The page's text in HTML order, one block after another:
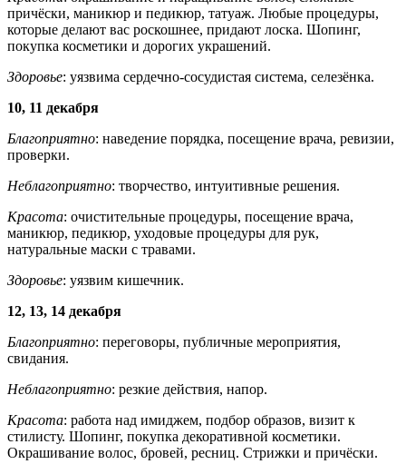
причёски, маникюр и педикюр, татуаж. Любые процедуры,
которые делают вас роскошнее, придают лоска. Шопинг,
покупка косметики и дорогих украшений.
Здоровье: уязвима сердечно-сосудистая система, селезёнка.
10, 11 декабря
Благоприятно: наведение порядка, посещение врача, ревизии,
проверки.
Неблагоприятно: творчество, интуитивные решения.
Красота: очистительные процедуры, посещение врача,
маникюр, педикюр, уходовые процедуры для рук,
натуральные маски с травами.
Здоровье: уязвим кишечник.
12, 13, 14 декабря
Благоприятно: переговоры, публичные мероприятия,
свидания.
Неблагоприятно: резкие действия, напор.
Красота: работа над имиджем, подбор образов, визит к
стилисту. Шопинг, покупка декоративной косметики.
Окрашивание волос, бровей, ресниц. Стрижки и причёски.